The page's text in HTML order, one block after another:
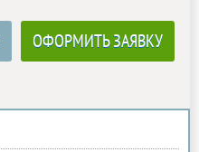
ОФОРМИТЬ ЗАЯВКУ